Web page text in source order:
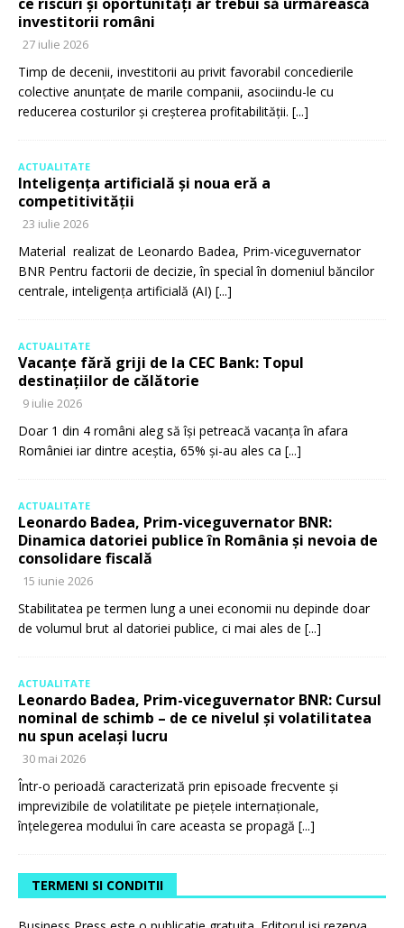
investitorii români
27 iulie 2026
Timp de decenii, investitorii au privit favorabil concedierile
colective anunțate de marile companii, asociindu-le cu
reducerea costurilor și creșterea profitabilității. [...]
ACTUALITATE
Inteligența artificială și noua eră a
competitivității
23 iulie 2026
Material realizat de Leonardo Badea, Prim-viceguvernator
BNR Pentru factorii de decizie, în special în domeniul băncilor
centrale, inteligența artificială (AI) [...]
ACTUALITATE
Vacanțe fără griji de la CEC Bank: Topul
destinațiilor de călătorie
9 iulie 2026
Doar 1 din 4 români aleg să își petreacă vacanța în afara
României iar dintre aceștia, 65% și-au ales ca [...]
ACTUALITATE
Leonardo Badea, Prim-viceguvernator BNR:
Dinamica datoriei publice în România și nevoia de
consolidare fiscală
15 iunie 2026
Stabilitatea pe termen lung a unei economii nu depinde doar
de volumul brut al datoriei publice, ci mai ales de [...]
ACTUALITATE
Leonardo Badea, Prim-viceguvernator BNR: Cursul
nominal de schimb – de ce nivelul și volatilitatea
nu spun același lucru
30 mai 2026
Într-o perioadă caracterizată prin episoade frecvente și
imprevizibile de volatilitate pe piețele internaționale,
înțelegerea modului în care aceasta se propagă [...]
TERMENI SI CONDITII